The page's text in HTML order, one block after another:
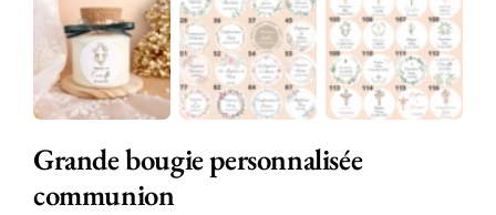
Grande bougie personnalisée
communion